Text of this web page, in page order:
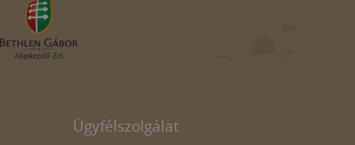
Ügyfélszolgálat